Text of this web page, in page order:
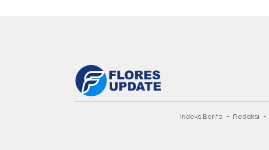
Indeks Berita Redaksi